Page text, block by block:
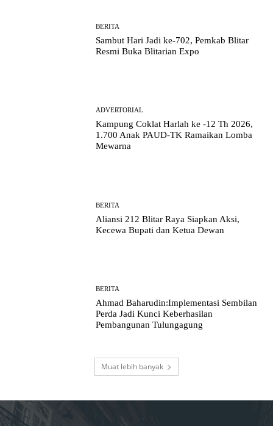
BERITA
Sambut Hari Jadi ke-702, Pemkab Blitar
Resmi Buka Blitarian Expo
ADVERTORIAL
Kampung Coklat Harlah ke -12 Th 2026,
1.700 Anak PAUD-TK Ramaikan Lomba
Mewarna
BERITA
Aliansi 212 Blitar Raya Siapkan Aksi,
Kecewa Bupati dan Ketua Dewan
BERITA
Ahmad Baharudin:Implementasi Sembilan
Perda Jadi Kunci Keberhasilan
Pembangunan Tulungagung
Muat lebih banyak